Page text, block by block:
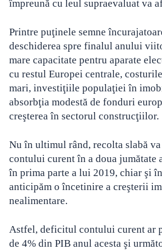
împreună cu leul supraevaluat va
Printre puţinele semne
deschiderea spre finalul anului
mare capacitate pentru aparate
cu restul Europei centrale,
mari, investiţiile populaţiei în
absorbţia modestă de fonduri
creşterea în sectorul construcţiilor.
Nu în ultimul rând, recolta slabă
contului curent în a doua jumătate
în prima parte a lui 2019, chiar şi
anticipăm o încetinire a creşterii
nealimentare.
Astfel, deficitul contului curent ar
de 4% din PIB anul acesta şi